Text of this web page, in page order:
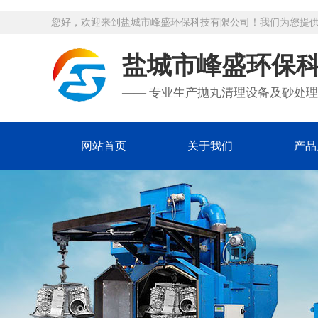
您好，欢迎来到盐城市峰盛环保科技有限公司！我们为您提
盐城市峰盛环保
—— 专业生产抛丸清理设备及砂处
网站首页 关于我们 产